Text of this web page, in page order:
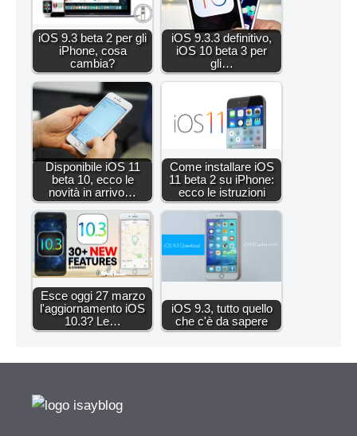
iOS 9.3 beta 2 per gli
iPhone, cosa
cambia?
iOS 9.3.3 definitivo,
iOS 10 beta 3 per
gli…
Disponibile iOS 11
beta 10, ecco le
novità in arrivo…
Come installare iOS
11 beta 2 su iPhone:
ecco le istruzioni
Esce oggi 27 marzo
l'aggiornamento iOS
10.3? Le…
iOS 9.3, tutto quello
che c'è da sapere